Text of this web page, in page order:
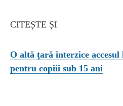
CITEȘTE ȘI
O altă țară interzice accesul
pentru copiii sub 15 ani